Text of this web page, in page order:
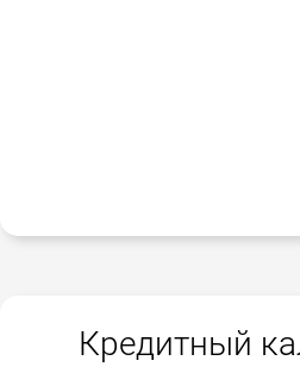
Кредитный